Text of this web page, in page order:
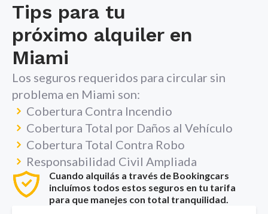
Tips para tu
próximo alquiler en
Miami
Los seguros requeridos para circular sin
problema en Miami son:
Cobertura Contra Incendio
Cobertura Total por Daños al Vehículo
Cobertura Total Contra Robo
Responsabilidad Civil Ampliada
Cuando alquilás a través de Bookingcars
incluímos todos estos seguros en tu tarifa
para que manejes con total tranquilidad.